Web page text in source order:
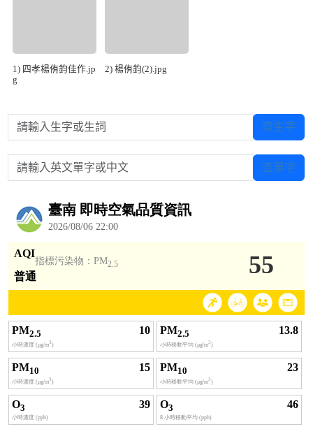
1) 四孝楊侑鈞佳作.jp
g
2) 楊侑鈞(2).jpg
請輸入生字或生詞 查生字
請輸入英文單字或中文 查單字